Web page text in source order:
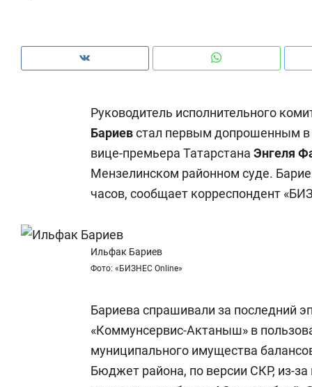
Руководитель исполнительного
Бариевстал первым допрошенным
вице-премьера Татарстана Энгеля
Мензелинском районном суде.
часов, сообщает корреспондент
Ильфак Бариев
Фото: «БИЗНЕС Online»
Бариева спрашивали за последний
«Коммунсервис-Актаныш» в
муниципального имущества
Бюджет района, по версии СКР, из-
Рекомендуем
Опыт выживания в дикой
природе, работа
с ментальным и физическим
состоянием как основа
антихрупких команд
Рекомендуем
Мексика,
и вагон с
в
«Гонка